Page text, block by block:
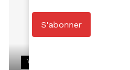
VIDEOS
S'abonner